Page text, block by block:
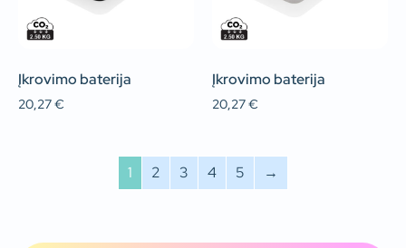
Įkrovimo baterija
20,27€
Įkrovimo baterija
20,27€
1 2 3 4 5 →